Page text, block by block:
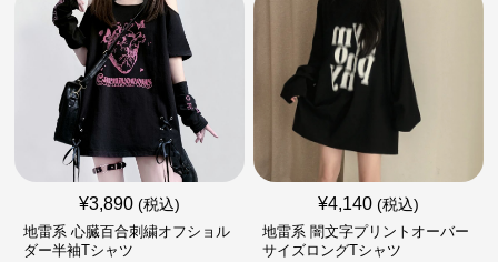
¥3,890 (税込)
地雷系 心臓百合刺繍オフショル
ダー半袖Tシャツ
¥4,140 (税込)
地雷系 闇文字プリントオーバー
サイズロングTシャツ